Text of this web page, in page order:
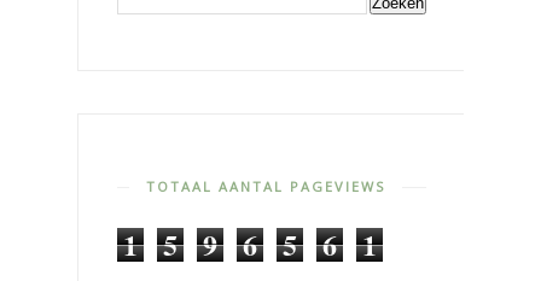
TOTAAL AANTAL PAGEVIEWS
1 5 9 6 5 6 1